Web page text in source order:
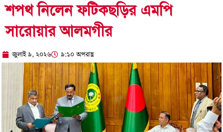
শপথ নিলেন ফটিকছড়ির এমপি
সারোয়ার আলমগীর
জুলাই ৯, ২০২৬ ৯:১০ অপরাহ্ণ